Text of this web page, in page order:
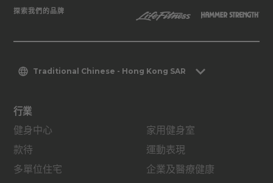
探索我們的品牌
Traditional Chinese - Hong Kong SAR
行業
健身中心
款待
多單位住宅
家用健身室
運動表現
企業及醫療健康